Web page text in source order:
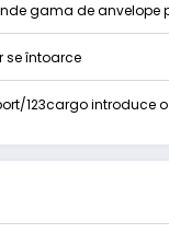
gama de anvelope
se întoarce
123cargo introduce